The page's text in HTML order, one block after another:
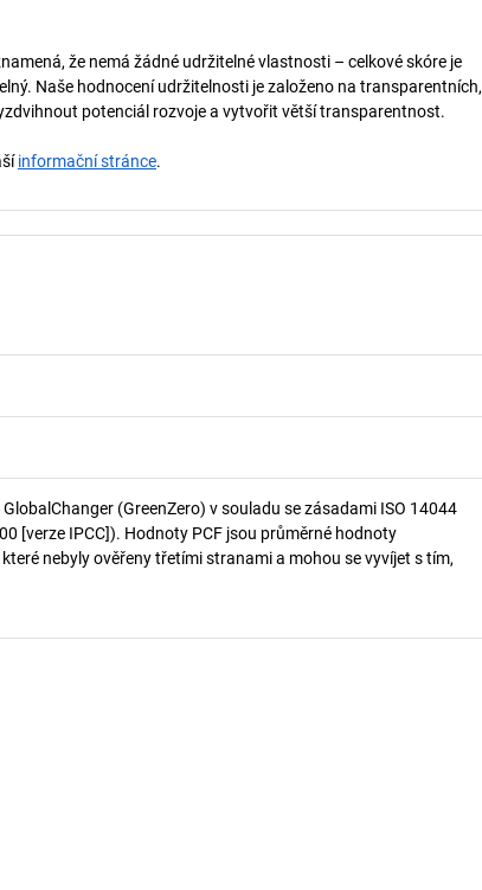
že nemá žádné udržitelné vlastnosti – celkové skóre je
Naše hodnocení udržitelnosti je založeno na transparentních,
potenciál rozvoje a vytvořit větší transparentnost.
informační stránce.
(GreenZero) v souladu se zásadami ISO 14044
[verze IPCC]). Hodnoty PCF jsou průměrné hodnoty
nebyly ověřeny třetími stranami a mohou se vyvíjet s tím,